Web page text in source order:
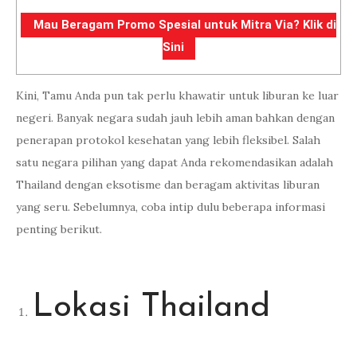
Mau Beragam Promo Spesial untuk Mitra Via? Klik di
Sini
Kini, Tamu Anda pun tak perlu khawatir untuk liburan ke luar
negeri. Banyak negara sudah jauh lebih aman bahkan dengan
penerapan protokol kesehatan yang lebih fleksibel. Salah
satu negara pilihan yang dapat Anda rekomendasikan adalah
Thailand dengan eksotisme dan beragam aktivitas liburan
yang seru. Sebelumnya, coba intip dulu beberapa informasi
penting berikut.
Lokasi Thailand